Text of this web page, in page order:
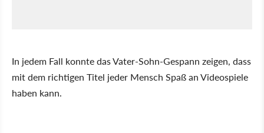
In jedem Fall konnte das Vater-Sohn-Gespann zeigen, dass
mit dem richtigen Titel jeder Mensch Spaß an Videospiele
haben kann.